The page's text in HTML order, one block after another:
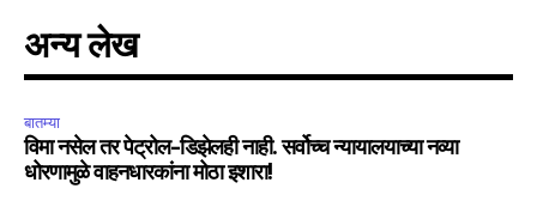
अन्य लेख
बातम्या
विमा नसेल तर पेट्रोल-डिझेलही नाही. सर्वोच्च न्यायालयाच्या नव्या
धोरणामुळे वाहनधारकांना मोठा इशारा!